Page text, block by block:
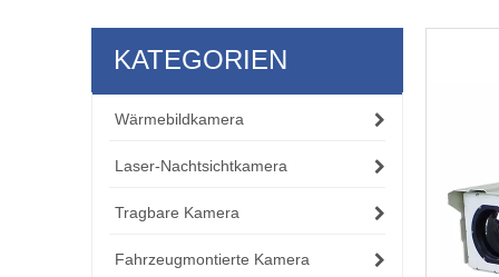
KATEGORIEN
Wärmebildkamera
Laser-Nachtsichtkamera
Tragbare Kamera
Fahrzeugmontierte Kamera